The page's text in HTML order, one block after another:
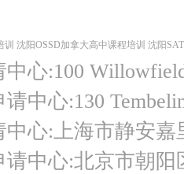
训 沈阳OSSD加拿大高中课程培训 沈阳
心:100
中心:130
中心:上海市静安
中心:北京市朝